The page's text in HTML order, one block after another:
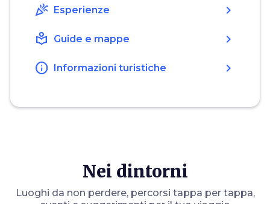
celebration Esperienze chevron_right
local_library Guide e mappe chevron_right
info Informazioni turistiche chevron_right
Nei dintorni
Luoghi da non perdere, percorsi tappa per tappa,